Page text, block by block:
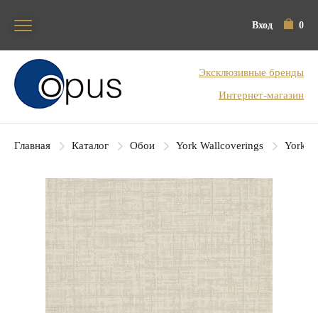
Вход 0
Блок поиска
Эксклюзивные бренды
Интернет-магазин
Главная Каталог Обои York Wallcoverings York